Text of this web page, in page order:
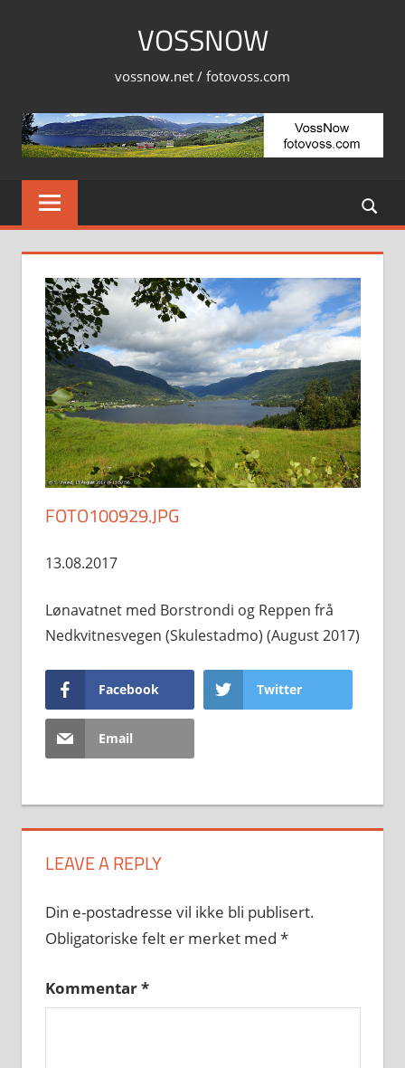
VOSSNOW
vossnow.net / fotovoss.com
FOTO100929.JPG
13.08.2017
Lønavatnet med Borstrondi og Reppen frå
Nedkvitnesvegen (Skulestadmo) (August 2017)
Facebook Twitter
Email
LEAVE A REPLY
Din e-postadresse vil ikke bli publisert.
Obligatoriske felt er merket med *
Kommentar*